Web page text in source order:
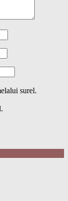
surel.